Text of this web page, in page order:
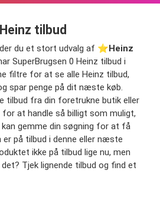
tilbud
du et stort udvalg af ⭐️Heinz
SuperBrugsen 0 Heinz tilbud i
filtre for at se alle Heinz tilbud,
spar penge på dit næste køb.
tilbud fra din foretrukne butik eller
at handle så billigt som muligt,
kan gemme din søgning for at få
er på tilbud i denne eller næste
ikke på tilbud lige nu, men
Tjek lignende tilbud og find et